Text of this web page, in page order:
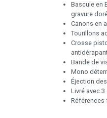
Bascule en
gravure
Canons en
Tourillons
Crosse
Bande de
Mono
Éjection
Livré avec
Références